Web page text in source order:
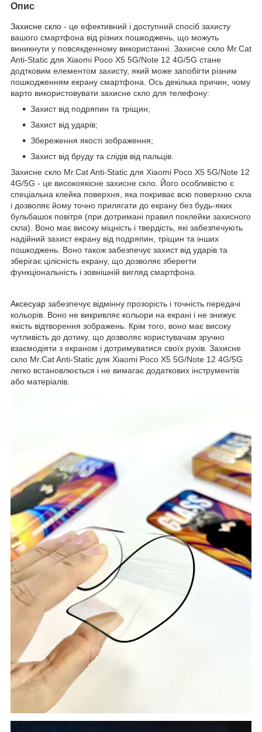
Опис
Захисне скло - це ефективний і доступний спосіб захисту
вашого смартфона від різних пошкоджень, що можуть
виникнути у повсякденному використанні. Захисне скло Mr.Cat
Anti-Static для Xiaomi Poco X5 5G/Note 12 4G/5G стане
додтковим елементом захисту, який може запобігти різним
пошкодженням екрану смартфона. Ось декілька причин, чому
варто використовувати захисне скло для телефону:
Захист від подряпин та тріщин;
Захист від ударів;
Збереження якості зображення;
Захист від бруду та слідів від пальців.
Захисне скло Mr.Cat Anti-Static для Xiaomi Poco X5 5G/Note 12
4G/5G - це високоякісне захисне скло. Його особливістю є
спеціальна клейка поверхня, яка покриває всю поверхню скла
і дозволяє йому точно прилягати до екрану без будь-яких
бульбашок повітря (при дотримані правил поклейки захисного
скла). Воно має високу міцність і твердість, які забезпечують
надійний захист екрану від подряпин, тріщин та інших
пошкоджень. Воно також забезпечує захист від ударів та
зберігає цілісність екрану, що дозволяє зберегти
функціональність і зовнішній вигляд смартфона.
Аксесуар забезпечує відмінну прозорість і точність передачі
кольорів. Воно не викривляє кольори на екрані і не знижує
якість відтворення зображень. Крім того, воно має високу
чутливість до дотику, що дозволяє користувачам зручно
взаємодіяти з екраном і дотримуватися своїх рухів. Захисне
скло Mr.Cat Anti-Static для Xiaomi Poco X5 5G/Note 12 4G/5G
легко встановлюється і не вимагає додаткових інструментів
або матеріалів.